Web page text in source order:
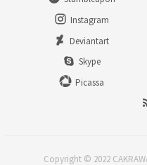
Instagram
Deviantart
Skype
Picassa
Copyright © 2022